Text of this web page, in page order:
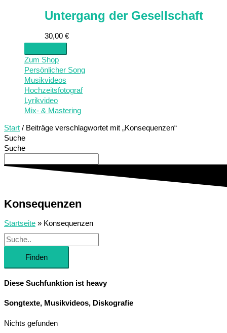
Untergang der Gesellschaft
30,00 €
Zum Shop
Persönlicher Song
Musikvideos
Hochzeitsfotograf
Lyrikvideo
Mix- & Mastering
Start / Beiträge verschlagwortet mit „Konsequenzen“
Suche
Suche
Konsequenzen
Startseite » Konsequenzen
Finden
Diese Suchfunktion ist heavy
Songtexte, Musikvideos, Diskografie
Nichts gefunden